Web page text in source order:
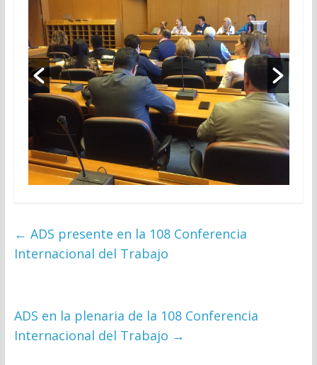
← ADS presente en la 108 Conferencia
Internacional del Trabajo
ADS en la plenaria de la 108 Conferencia
Internacional del Trabajo →